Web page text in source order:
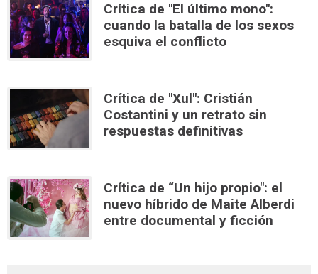
Crítica de "El último mono":
cuando la batalla de los sexos
esquiva el conflicto
Crítica de "Xul": Cristián
Costantini y un retrato sin
respuestas definitivas
Crítica de “Un hijo propio": el
nuevo híbrido de Maite Alberdi
entre documental y ficción